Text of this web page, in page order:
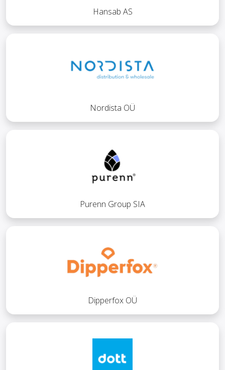
Hansab AS
Nordista OÜ
Purenn Group SIA
Dipperfox OÜ